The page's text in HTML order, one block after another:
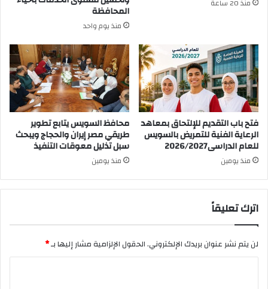
منذ 20 ساعة
المحافظة
منذ يوم واحد
فتح باب التقديم للإلتحاق بمعاهد
الرعاية الفنية للتمريض بالسويس
للعام الدراسى2026/2027
منذ يومين
محافظ السويس يتابع تطوير
طريقي مصر إيران والحجاج ويبحث
سبل تذليل معوقات التنفيذ
منذ يومين
اترك تعليقاً
لن يتم نشر عنوان بريدك الإلكتروني.الحقول الإلزامية مشار إليها بـ*